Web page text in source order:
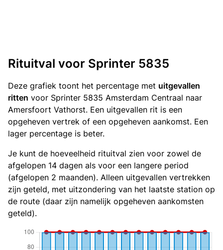
Rituitval voor Sprinter 5835
Deze grafiek toont het percentage met uitgevallen
ritten voor Sprinter 5835 Amsterdam Centraal naar
Amersfoort Vathorst. Een uitgevallen rit is een
opgeheven vertrek of een opgeheven aankomst. Een
lager percentage is beter.
Je kunt de hoeveelheid rituitval zien voor zowel de
afgelopen 14 dagen als voor een langere period
(afgelopen 2 maanden). Alleen uitgevallen vertrekken
zijn geteld, met uitzondering van het laatste station op
de route (daar zijn namelijk opgeheven aankomsten
geteld).